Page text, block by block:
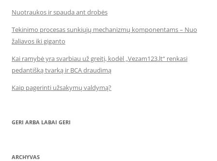
Nuotraukos ir spauda ant drobės
Tekinimo procesas sunkiųjų mechanizmų komponentams – Nuo
žaliavos iki giganto
Kai ramybė yra svarbiau už greitį, kodėl „Vezam123.lt“ renkasi
pedantišką tvarką ir BCA draudimą
Kaip pagerinti užsakymų valdymą?
GERI ARBA LABAI GERI
ARCHYVAS